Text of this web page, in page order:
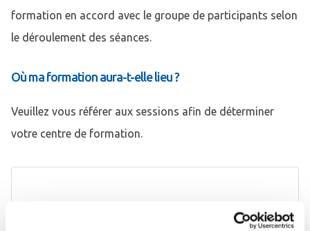
formation en accord avec le groupe de participants selon
le déroulement des séances.
Où ma formation aura-t-elle lieu ?
Veuillez vous référer aux sessions afin de déterminer
votre centre de formation.